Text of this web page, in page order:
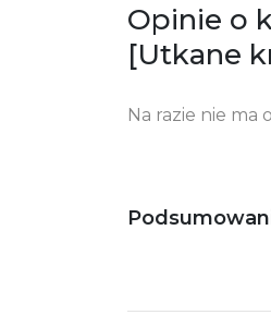
Opinie o
[Utkane
Na razie nie ma